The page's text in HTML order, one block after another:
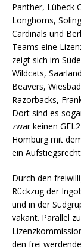
Panther, Lübeck
Longhorns,
Cardinals und
Teams eine
zeigt sich im
Wildcats,
Beavers,
Razorbacks,
Dort sind es
zwar keinen
Homburg mit
ein
Durch den
Rückzug der
und in der
vakant. Parallel
den frei